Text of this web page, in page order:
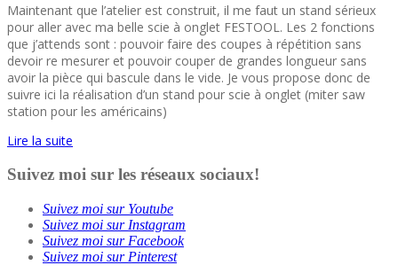
Maintenant que l’atelier est construit, il me faut un stand sérieux
pour aller avec ma belle scie à onglet FESTOOL. Les 2 fonctions
que j’attends sont : pouvoir faire des coupes à répétition sans
devoir re mesurer et pouvoir couper de grandes longueur sans
avoir la pièce qui bascule dans le vide. Je vous propose donc de
suivre ici la réalisation d’un stand pour scie à onglet (miter saw
station pour les américains)
Lire la suite
Suivez moi sur les réseaux sociaux!
Suivez moi sur Youtube
Suivez moi sur Instagram
Suivez moi sur Facebook
Suivez moi sur Pinterest